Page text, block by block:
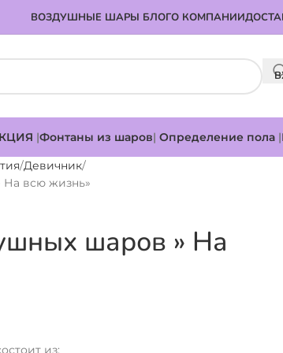
ВОЗДУШНЫЕ ШАРЫ БЛОГО КОМПАНИИ
|Фонтаны из шаров| Определение пола |
Девичник
всю жизнь»
шаров » На
из: